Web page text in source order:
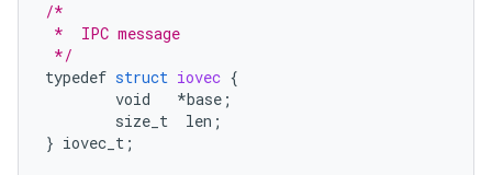
/*
*  IPC message
*/
typedef struct iovec {
void
*base ;
size_t
len ;
} iovec_t ;